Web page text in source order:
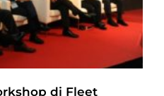
di Fleet